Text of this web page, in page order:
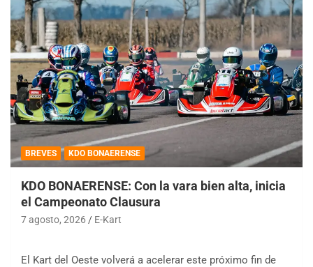
BREVES KDO BONAERENSE
KDO BONAERENSE: Con la vara bien alta, inicia
el Campeonato Clausura
7 agosto, 2026 E-Kart
El Kart del Oeste volverá a acelerar este próximo fin de